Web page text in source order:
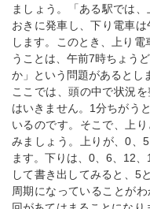
ましょう。「ある駅では
おきに発車し、下り電車
します。このとき、上り
うことは、午前7時ちょう
か」という問題があるとし
ここでは、頭の中で状況
はいきません。1分ちがう
いるのです。そこで、上
みましょう。上りが、0、
ます。下りは、0、6、12
して書き出してみると、5
周期になっていることが